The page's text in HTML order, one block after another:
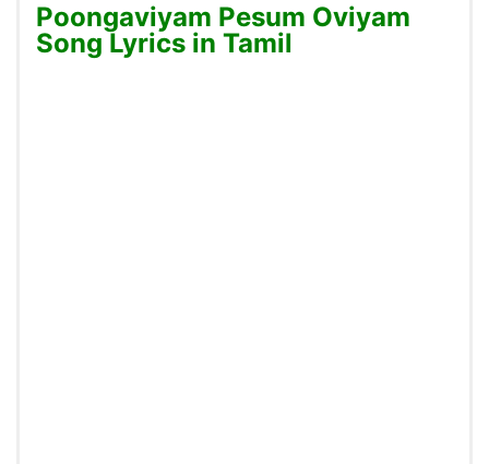
Poongaviyam Pesum Oviyam
Song Lyrics in Tamil